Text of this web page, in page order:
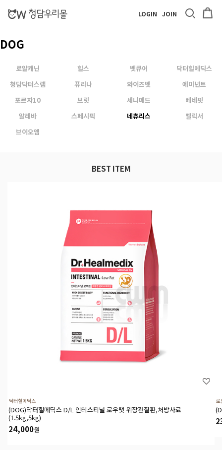
LOGIN JOIN
DOG
로얄캐닌 힐스 벳큐어
닥터힐메딕스
청담닥터스랩
퓨리나 와이즈벳
에미넌트
포르자10
브릿 세니메드
베네핏
알레바
스페시픽 네츄리스
벨릭서
브이오엠
BEST ITEM
닥터힐메딕스
(DOG)닥터힐메딕스 D/L 인테스티널 로우팻 위장관질환,처방사료
(1.5kg,5kg)
24,000원
로